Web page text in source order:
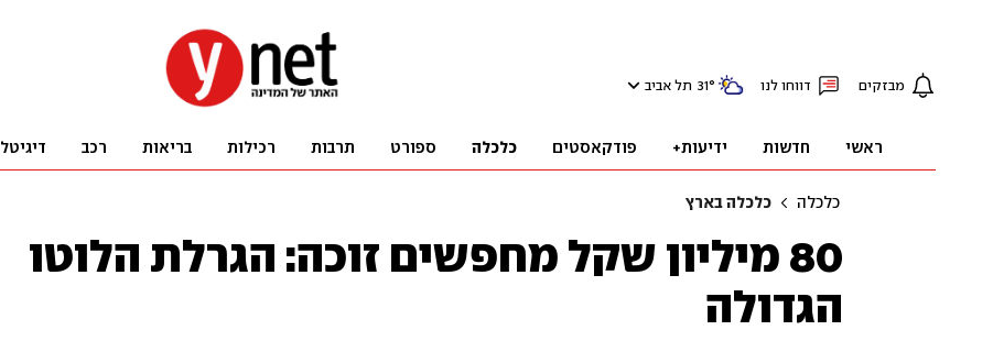
מבזקים דווחו לנו 31° תל אביב
ראשי חדשות ידיעות+ פודקאסטים כלכלה ספורט תרבות רכילות בריאות רכב דיגיטל
כלכלה כלכלה בארץ
80 מיליון שקל מחפשים זוכה: הגרלת הלוטו
הגדולה